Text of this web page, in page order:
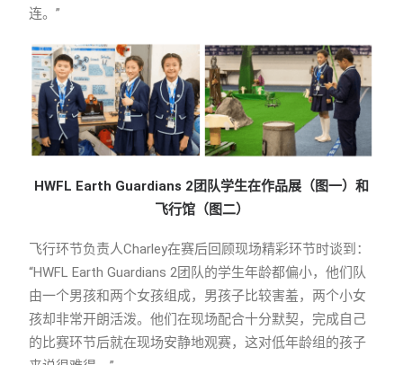
连。”
HWFL Earth Guardians 2 团队学生在作品展（图一）和
飞行馆（图二）
飞行环节负责人Charley在赛后回顾现场精彩环节时谈到：
“HWFL Earth Guardians 2团队的学生年龄都偏小，他们队
由一个男孩和两个女孩组成，男孩子比较害羞，两个小女
孩却非常开朗活泼。他们在现场配合十分默契，完成自己
的比赛环节后就在现场安静地观赛，这对低年龄组的孩子